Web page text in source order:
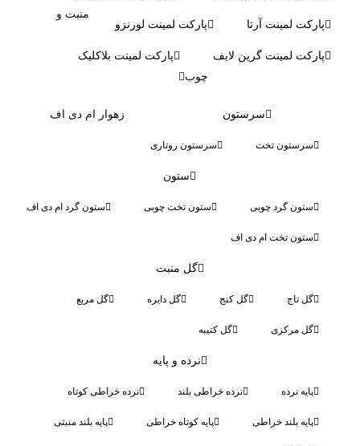
پارکت لمینت آرتا پارکت لمینت لورنزو
پارکت لمینت گرین لایف پارکت لمینت بلاکلیک
منبت و
چوب
سرستون
سرستون تخت سرستون روتاری
ستون
ستون گرد چوبی ستون تخت چوبی ستون گرد ام دی اف
ستون تخت ام دی اف
گل منبت
گل تاج گل کنج گل دایره گل مربع
گل مرکزی گل کتیبه
نرده و پایه
پایه نرده نرده خراطی بلند نرده خراطی کوتاه
پایه بلند خراطی پایه کوتاه خراطی پایه بلند منبتی
زهوار ام دی اف